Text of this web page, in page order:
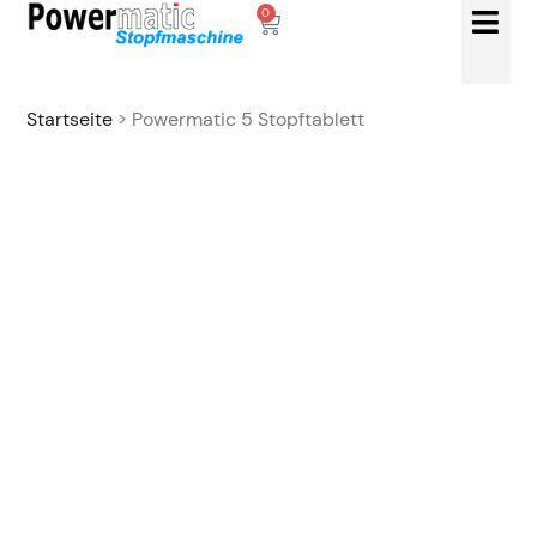
0
Startseite > Powermatic 5 Stopftablett